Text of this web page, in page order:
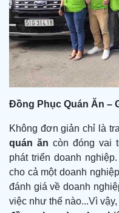
Đồng Phục Quán Ăn –
Không đơn giản chỉ là
quán ăn còn đóng vai
phát triển doanh
cho cả một doanh
đánh giá về doanh
việc như thế nào...Vì